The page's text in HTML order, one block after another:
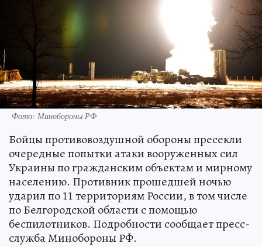
Фото: Минобороны РФ
Бойцы противовоздушной обороны пресекли
очередные попытки атаки вооруженных сил
Украины по гражданским объектам и мирному
населению. Противник прошедшей ночью
ударил по 11 территориям России, в том числе
по Белгородской области с помощью
беспилотников. Подробности сообщает пресс-
служба Минобороны РФ.